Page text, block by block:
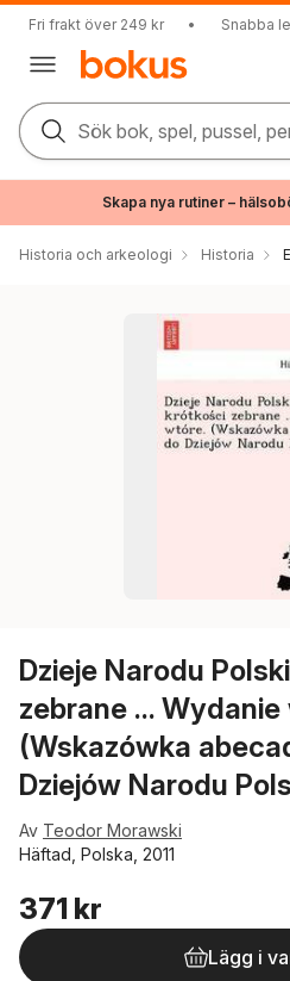
Fri frakt över 249 kr • Snabba
Sök bok, spel, pussel,
Skapa nya rutiner –
Historia och arkeologi Historia
Dzieje Narodu
zebrane ...
(Wskazówka
Dziejów Narodu
Av Teodor Morawski
Häftad, Polska, 2011
371 kr
Lägg i